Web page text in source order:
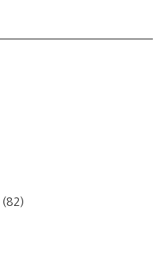
(82)